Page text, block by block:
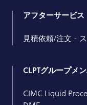
アフターサービス
見積依頼/注文 -
CLPTグループメ
CIMC Liquid